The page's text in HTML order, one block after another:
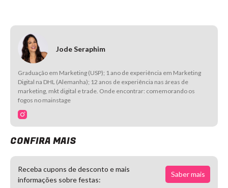
Jode Seraphim
Graduação em Marketing (USP); 1 ano de experiência em Marketing
Digital na DHL (Alemanha); 12 anos de experiência nas áreas de
marketing, mkt digital e trade. Onde encontrar: comemorando os
fogos no mainstage
CONFIRA MAIS
Receba cupons de desconto e mais
informações sobre festas:
Saber mais